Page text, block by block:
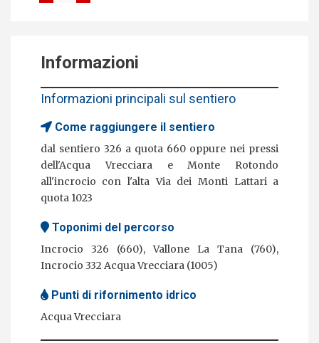
Informazioni
Informazioni principali sul sentiero
Come raggiungere il sentiero
dal sentiero 326 a quota 660 oppure nei pressi
dell'Acqua Vrecciara e Monte Rotondo
all'incrocio con l'alta Via dei Monti Lattari a
quota 1023
Toponimi del percorso
Incrocio 326 (660), Vallone La Tana (760),
Incrocio 332 Acqua Vrecciara (1005)
Punti di rifornimento idrico
Acqua Vrecciara